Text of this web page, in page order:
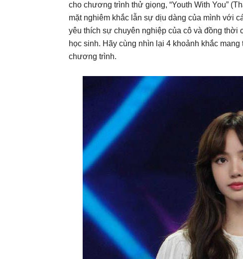
cho chương trình thử giọng, “Youth With You”
mặt nghiêm khắc lẫn sự dịu dàng của mình với
yêu thích sự chuyên nghiệp của cô và đồng
học sinh. Hãy cùng nhìn lại 4 khoảnh khắc
chương trình.